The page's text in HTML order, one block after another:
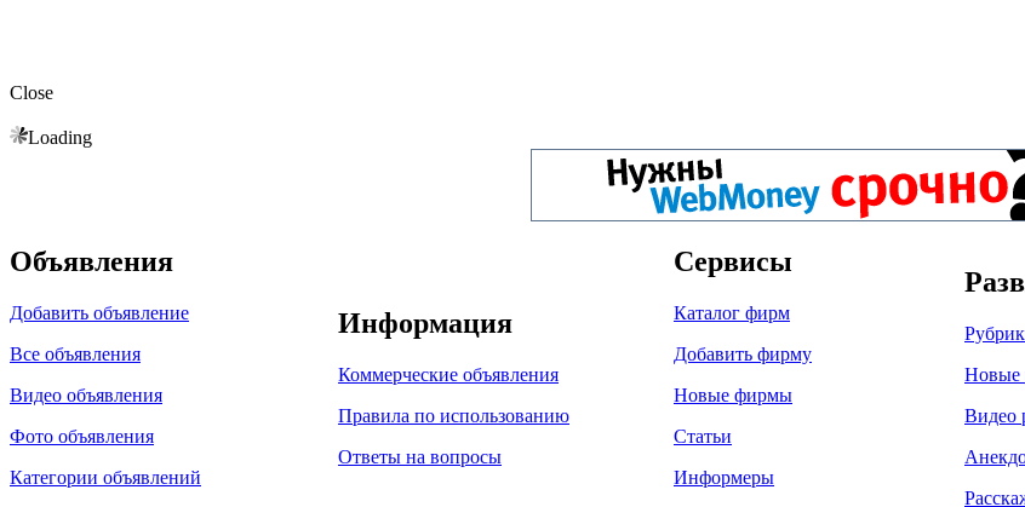
Close
Loading
Объявления
Добавить объявление
Все объявления
Видео объявления
Фото объявления
Категории объявлений
Информация
Коммерческие объявления
Правила по использованию
Ответы на вопросы
Сервисы
Каталог фирм
Добавить фирму
Новые фирмы
Статьи
Информеры
Новые
Видео